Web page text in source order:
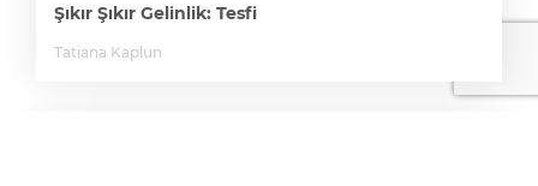
Şıkır Şıkır Gelinlik: Tesfi
Tatiana Kaplun